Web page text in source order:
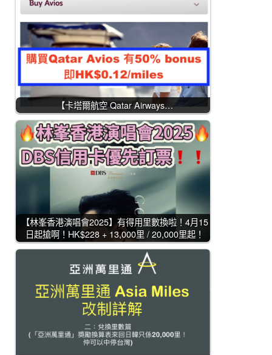
【卡塔爾航空 Qatar Airways…
【林峯香港演唱會2025】有得用里數換啦！4月15
日起搶啊！HK$228 + 13,000里 / 20,000里起！